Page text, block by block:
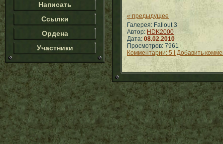
Написать
Ссылки
Ордена
Участники
« предыдущее
Галерея: Fallout 3
Автор: HDK2000
Дата: 08.02.2010
Просмотров: 7961
Комментарии: 5 | Добавить